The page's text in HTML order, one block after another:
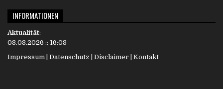
INFORMATIONEN
Aktualität:
08.08.2026 :: 16:08
Impressum
Datenschutz Disclaimer Kontakt